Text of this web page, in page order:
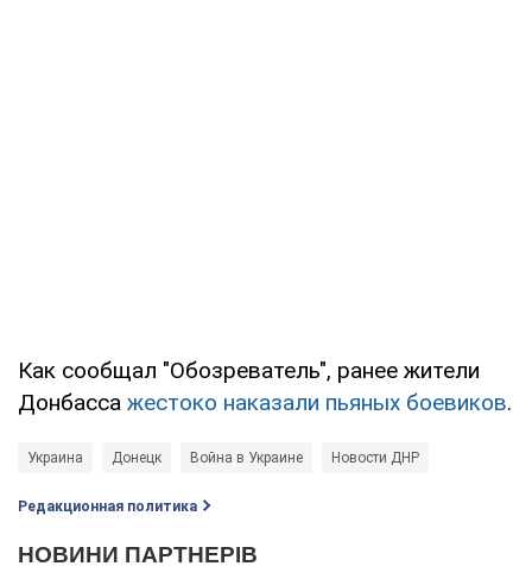
Как сообщал "Обозреватель", ранее жители
Донбасса жестоко наказали пьяных боевиков.
Украина Донецк Война в Украине Новости ДНР
Редакционная политика